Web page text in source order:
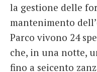
la gestione delle
mantenimento
Parco vivono 24
che, in una notte,
fino a seicento